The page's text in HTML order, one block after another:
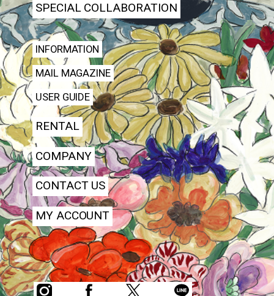
SPECIAL COLLABORATION
INFORMATION
MAIL MAGAZINE
USER GUIDE
RENTAL
COMPANY
CONTACT US
MY ACCOUNT